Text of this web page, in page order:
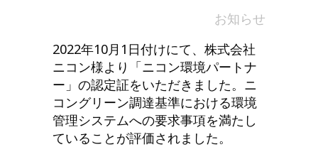
お知らせ
2022年10月1日付けにて、株式会社
ニコン様より「ニコン環境パートナ
ー」の認定証をいただきました。ニ
コングリーン調達基準における環境
管理システムへの要求事項を満たし
ていることが評価されました。